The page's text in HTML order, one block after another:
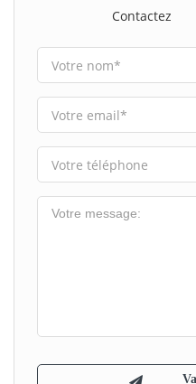
Contactez